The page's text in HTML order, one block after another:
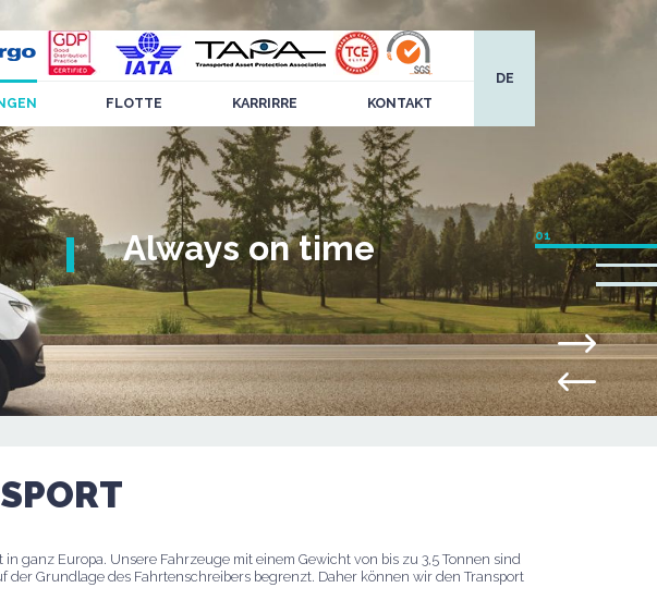
FLOTTE KARRIRRE KONTAKT
DE
Always on time
ganz Europa. Unsere Fahrzeuge mit einem Gewicht von bis zu 3,5 Tonnen sind
Grundlage des Fahrtenschreibers begrenzt. Daher können wir den Transport